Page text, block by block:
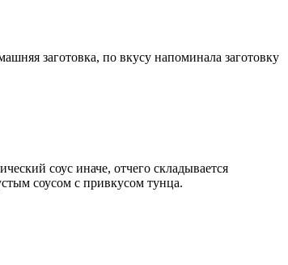
заготовка, по вкусу напоминала заготовку
соус иначе, отчего складывается
соусом с привкусом тунца.